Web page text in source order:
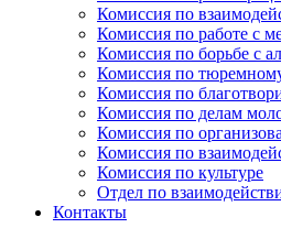
Комиссия по
Комиссия по работе с
Комиссия по борьбе с
Комиссия по
Комиссия по
Комиссия по делам
Комиссия по
Комиссия по
Комиссия по культуре
Отдел по
Контакты